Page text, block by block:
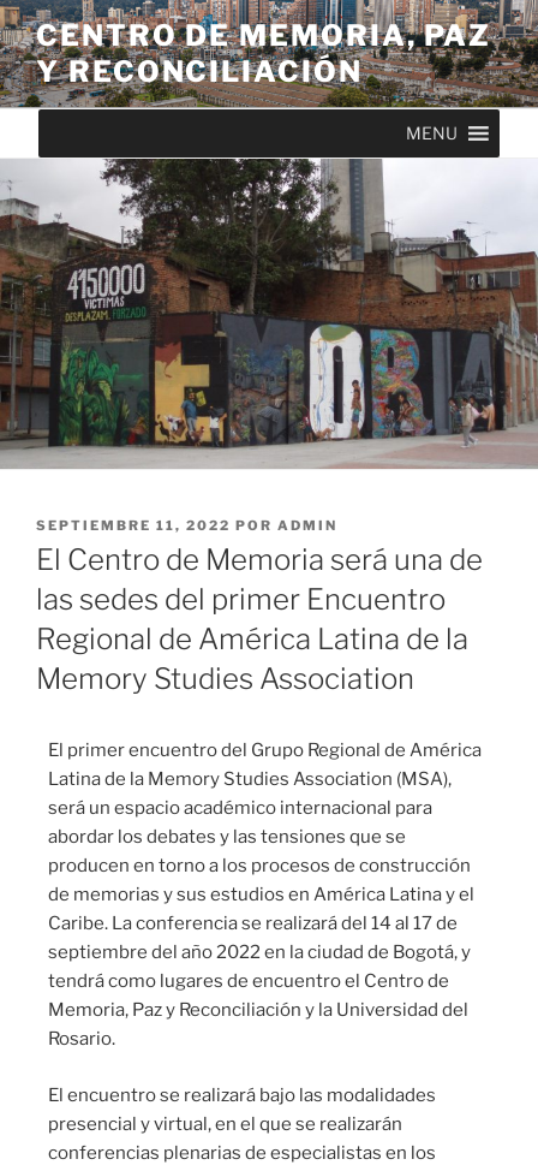
CENTRO DE MEMORIA, PAZ
Y RECONCILIACIÓN
MENU
SEPTIEMBRE 11, 2022 POR ADMIN
El Centro de Memoria será una de
las sedes del primer Encuentro
Regional de América Latina de la
Memory Studies Association
El primer encuentro del Grupo Regional de América
Latina de la Memory Studies Association (MSA),
será un espacio académico internacional para
abordar los debates y las tensiones que se
producen en torno a los procesos de construcción
de memorias y sus estudios en América Latina y el
Caribe. La conferencia se realizará del 14 al 17 de
septiembre del año 2022 en la ciudad de Bogotá, y
tendrá como lugares de encuentro el Centro de
Memoria, Paz y Reconciliación y la Universidad del
Rosario.
El encuentro se realizará bajo las modalidades
presencial y virtual, en el que se realizarán
conferencias plenarias de especialistas en los